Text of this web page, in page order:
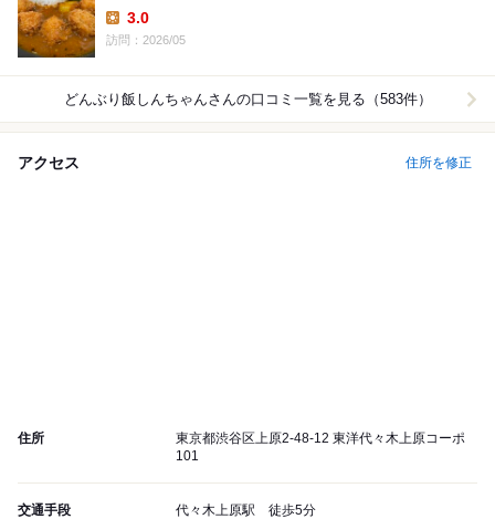
Lunch:
3.0
訪問：2026/05
どんぶり飯しんちゃんさんの口コミ一覧を見る（583件）
アクセス 住所を修正
住所
東京都渋谷区上原2-48-12 東洋代々木上原コーポ
101
交通手段
代々木上原駅 徒歩5分